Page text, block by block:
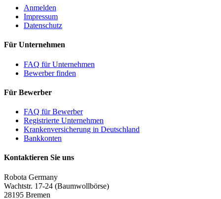
Anmelden
Impressum
Datenschutz
Für Unternehmen
FAQ für Unternehmen
Bewerber finden
Für Bewerber
FAQ für Bewerber
Registrierte Unternehmen
Krankenversicherung in Deutschland
Bankkonten
Kontaktieren Sie uns
Robota Germany
Wachtstr. 17-24 (Baumwollbörse)
28195 Bremen